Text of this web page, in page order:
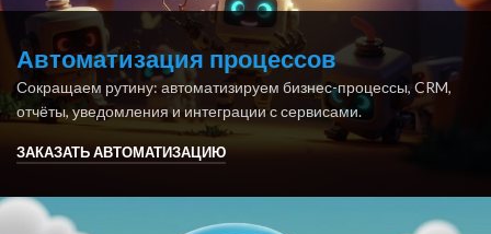
Автоматизация процессов
Сокращаем рутину: автоматизируем бизнес-процессы, CRM,
отчёты, уведомления и интеграции с сервисами.
ЗАКАЗАТЬ АВТОМАТИЗАЦИЮ